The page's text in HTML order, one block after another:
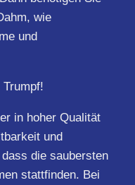
wie
und
in hoher Qualität
und
die saubersten
stattfinden. Bei